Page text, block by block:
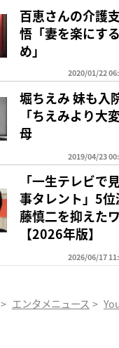
百恵さんの介護
悟「妻を楽にす
め」
2020/01/22
堀ちえみ 妹も入
「ちえみより大
母
2019/04/23
「一生テレビで
事タレント」5
藤慎二を抑えた
【2026年版】
2026/06/17
> エンタメニュース >